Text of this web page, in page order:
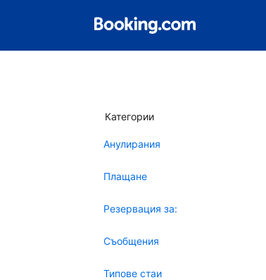
Категории
Анулирания
Плащане
Резервация за:
Съобщения
Типове стаи